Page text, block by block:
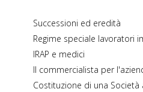
Successioni ed eredità
Regime speciale lavoratori
IRAP e medici
Il commercialista per
Costituzione di una Società